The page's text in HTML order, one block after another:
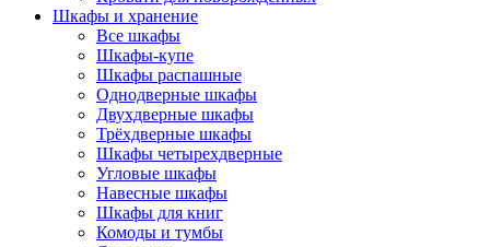
Шкафы и хранение
Все шкафы
Шкафы-купе
Шкафы распашные
Однодверные шкафы
Двухдверные шкафы
Трёхдверные шкафы
Шкафы четырехдверные
Угловые шкафы
Навесные шкафы
Шкафы для книг
Комоды и тумбы